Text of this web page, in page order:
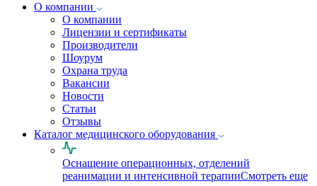
О компании
О компании
Лицензии и сертификаты
Производители
Шоурум
Охрана труда
Вакансии
Новости
Статьи
Отзывы
Каталог медицинского оборудования
Оснащение операционных, отделений
реанимации и интенсивной терапииСмотреть еще